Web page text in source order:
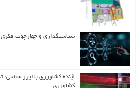
سیاستگذاری و چهارچوب فکری
آینده کشاورزی با لیزر
کشاورزی